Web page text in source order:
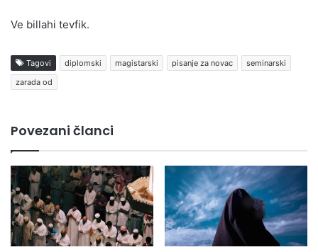
Ve billahi tevfik.
Tagovi diplomski magistarski pisanje za novac
seminarski
zarada od
Povezani članci